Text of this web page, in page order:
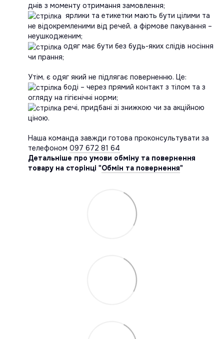
днів з моменту отримання замовлення;
ярлики та етикетки мають бути цілими та
не відокремленими від речей, а фірмове пакування –
неушкодженим;
одяг має бути без будь-яких слідів носіння
чи прання;
Утім, є одяг який не підлягає поверненню. Це:
боді – через прямий контакт з тілом та з
огляду на гігієнічні норми;
речі, придбані зі знижкою чи за акційною
ціною.
Наша команда завжди готова проконсультувати за
телефоном 097 672 81 64
Детальніше про умови обміну та повернення
товару на сторінці "Обмін та повернення"